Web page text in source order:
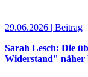
29.06.2026 | Beitrag
Sarah Lesch: Die
Widerstand" näher